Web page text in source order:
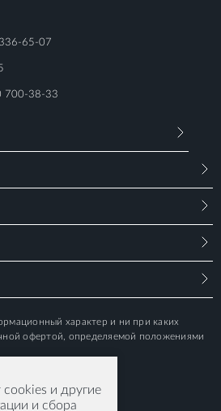
65-07
700-38-33
характер и ни при каких
офертой, определяемой положениями
cookies и другие
и сбора